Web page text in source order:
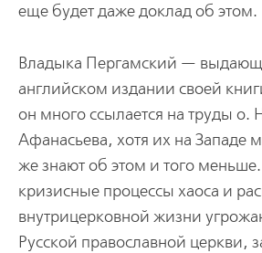
еще будет даже доклад об этом.
Владыка Пергамский —
английском издании своей
он много ссылается на труды о.
Афанасьева, хотя их на Западе
же знают об этом и того
кризисные процессы хаоса и
внутрицерковной жизни
Русской православной церкви,